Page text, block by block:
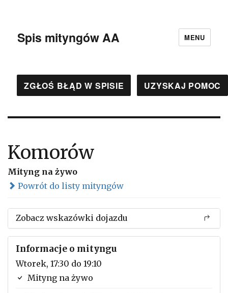
Spis mityngów AA MENU
ZGŁOŚ BŁĄD W SPISIE UZYSKAJ POMOC
Komorów
Mityng na żywo
Powrót do listy mityngów
Zobacz wskazówki dojazdu
Informacje o mityngu
Wtorek, 17:30 do 19:10
Mityng na żywo